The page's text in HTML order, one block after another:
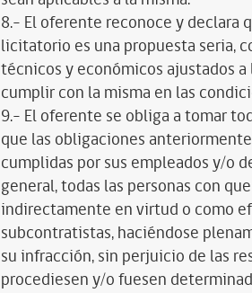
8.- El oferente reconoce y declara
licitatorio es una propuesta seria,
técnicos y económicos ajustados
cumplir con la misma en las
9.- El oferente se obliga a tomar
que las obligaciones
cumplidas por sus empleados y/o
general, todas las personas con
indirectamente en virtud o como
subcontratistas, haciéndose
su infracción, sin perjuicio de las
procediesen y/o fuesen